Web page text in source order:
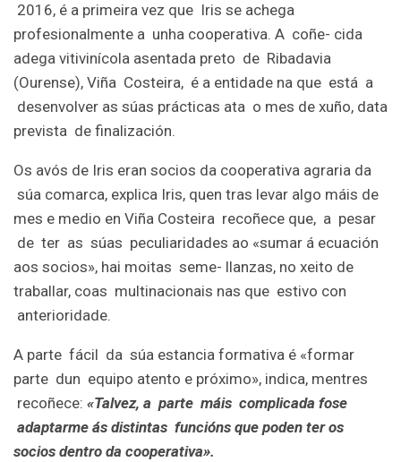
2016, é a primeira vez que Iris se achega
profesionalmente a unha cooperativa. A coñe- cida
adega vitivinícola asentada preto de Ribadavia
(Ourense), Viña Costeira, é a entidade na que está a
desenvolver as súas prácticas ata o mes de xuño, data
prevista de finalización.
Os avós de Iris eran socios da cooperativa agraria da
súa comarca, explica Iris, quen tras levar algo máis de
mes e medio en Viña Costeira recoñece que, a pesar
de ter as súas peculiaridades ao «sumar á ecuación
aos socios», hai moitas seme- llanzas, no xeito de
traballar, coas multinacionais nas que estivo con
anterioridade.
A parte fácil da súa estancia formativa é «formar
parte dun equipo atento e próximo», indica, mentres
recoñece: «Talvez, a parte máis complicada fose
adaptarme ás distintas funcións que poden ter os
socios dentro da cooperativa».